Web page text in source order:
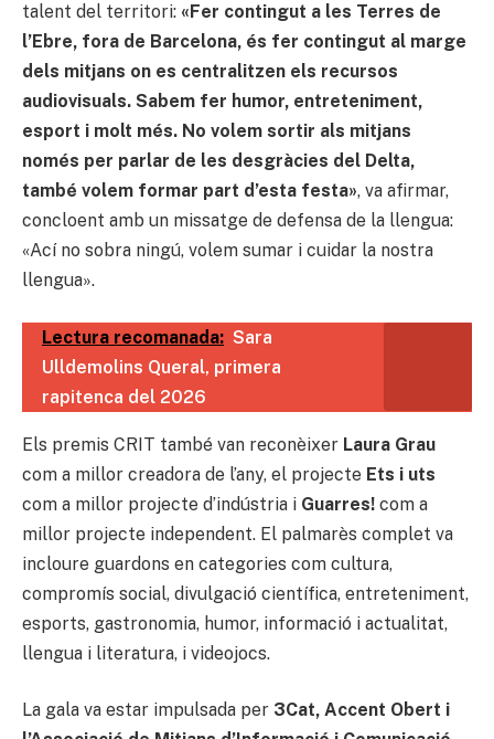
talent del territori: «Fer contingut a les Terres de
l’Ebre, fora de Barcelona, és fer contingut al marge
dels mitjans on es centralitzen els recursos
audiovisuals. Sabem fer humor, entreteniment,
esport i molt més. No volem sortir als mitjans
només per parlar de les desgràcies del Delta,
també volem formar part d’esta festa», va afirmar,
concloent amb un missatge de defensa de la llengua:
«Ací no sobra ningú, volem sumar i cuidar la nostra
llengua».
Lectura recomanada: Sara
Ulldemolins Queral, primera
rapitenca del 2026
Els premis CRIT també van reconèixer Laura Grau
com a millor creadora de l’any, el projecte Ets i uts
com a millor projecte d’indústria i Guarres! com a
millor projecte independent. El palmarès complet va
incloure guardons en categories com cultura,
compromís social, divulgació científica, entreteniment,
esports, gastronomia, humor, informació i actualitat,
llengua i literatura, i videojocs.
La gala va estar impulsada per 3Cat, Accent Obert i